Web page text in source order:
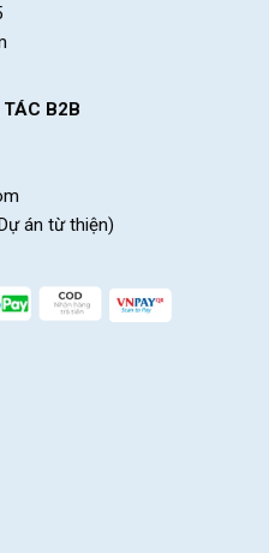
B2B
án từ thiện)